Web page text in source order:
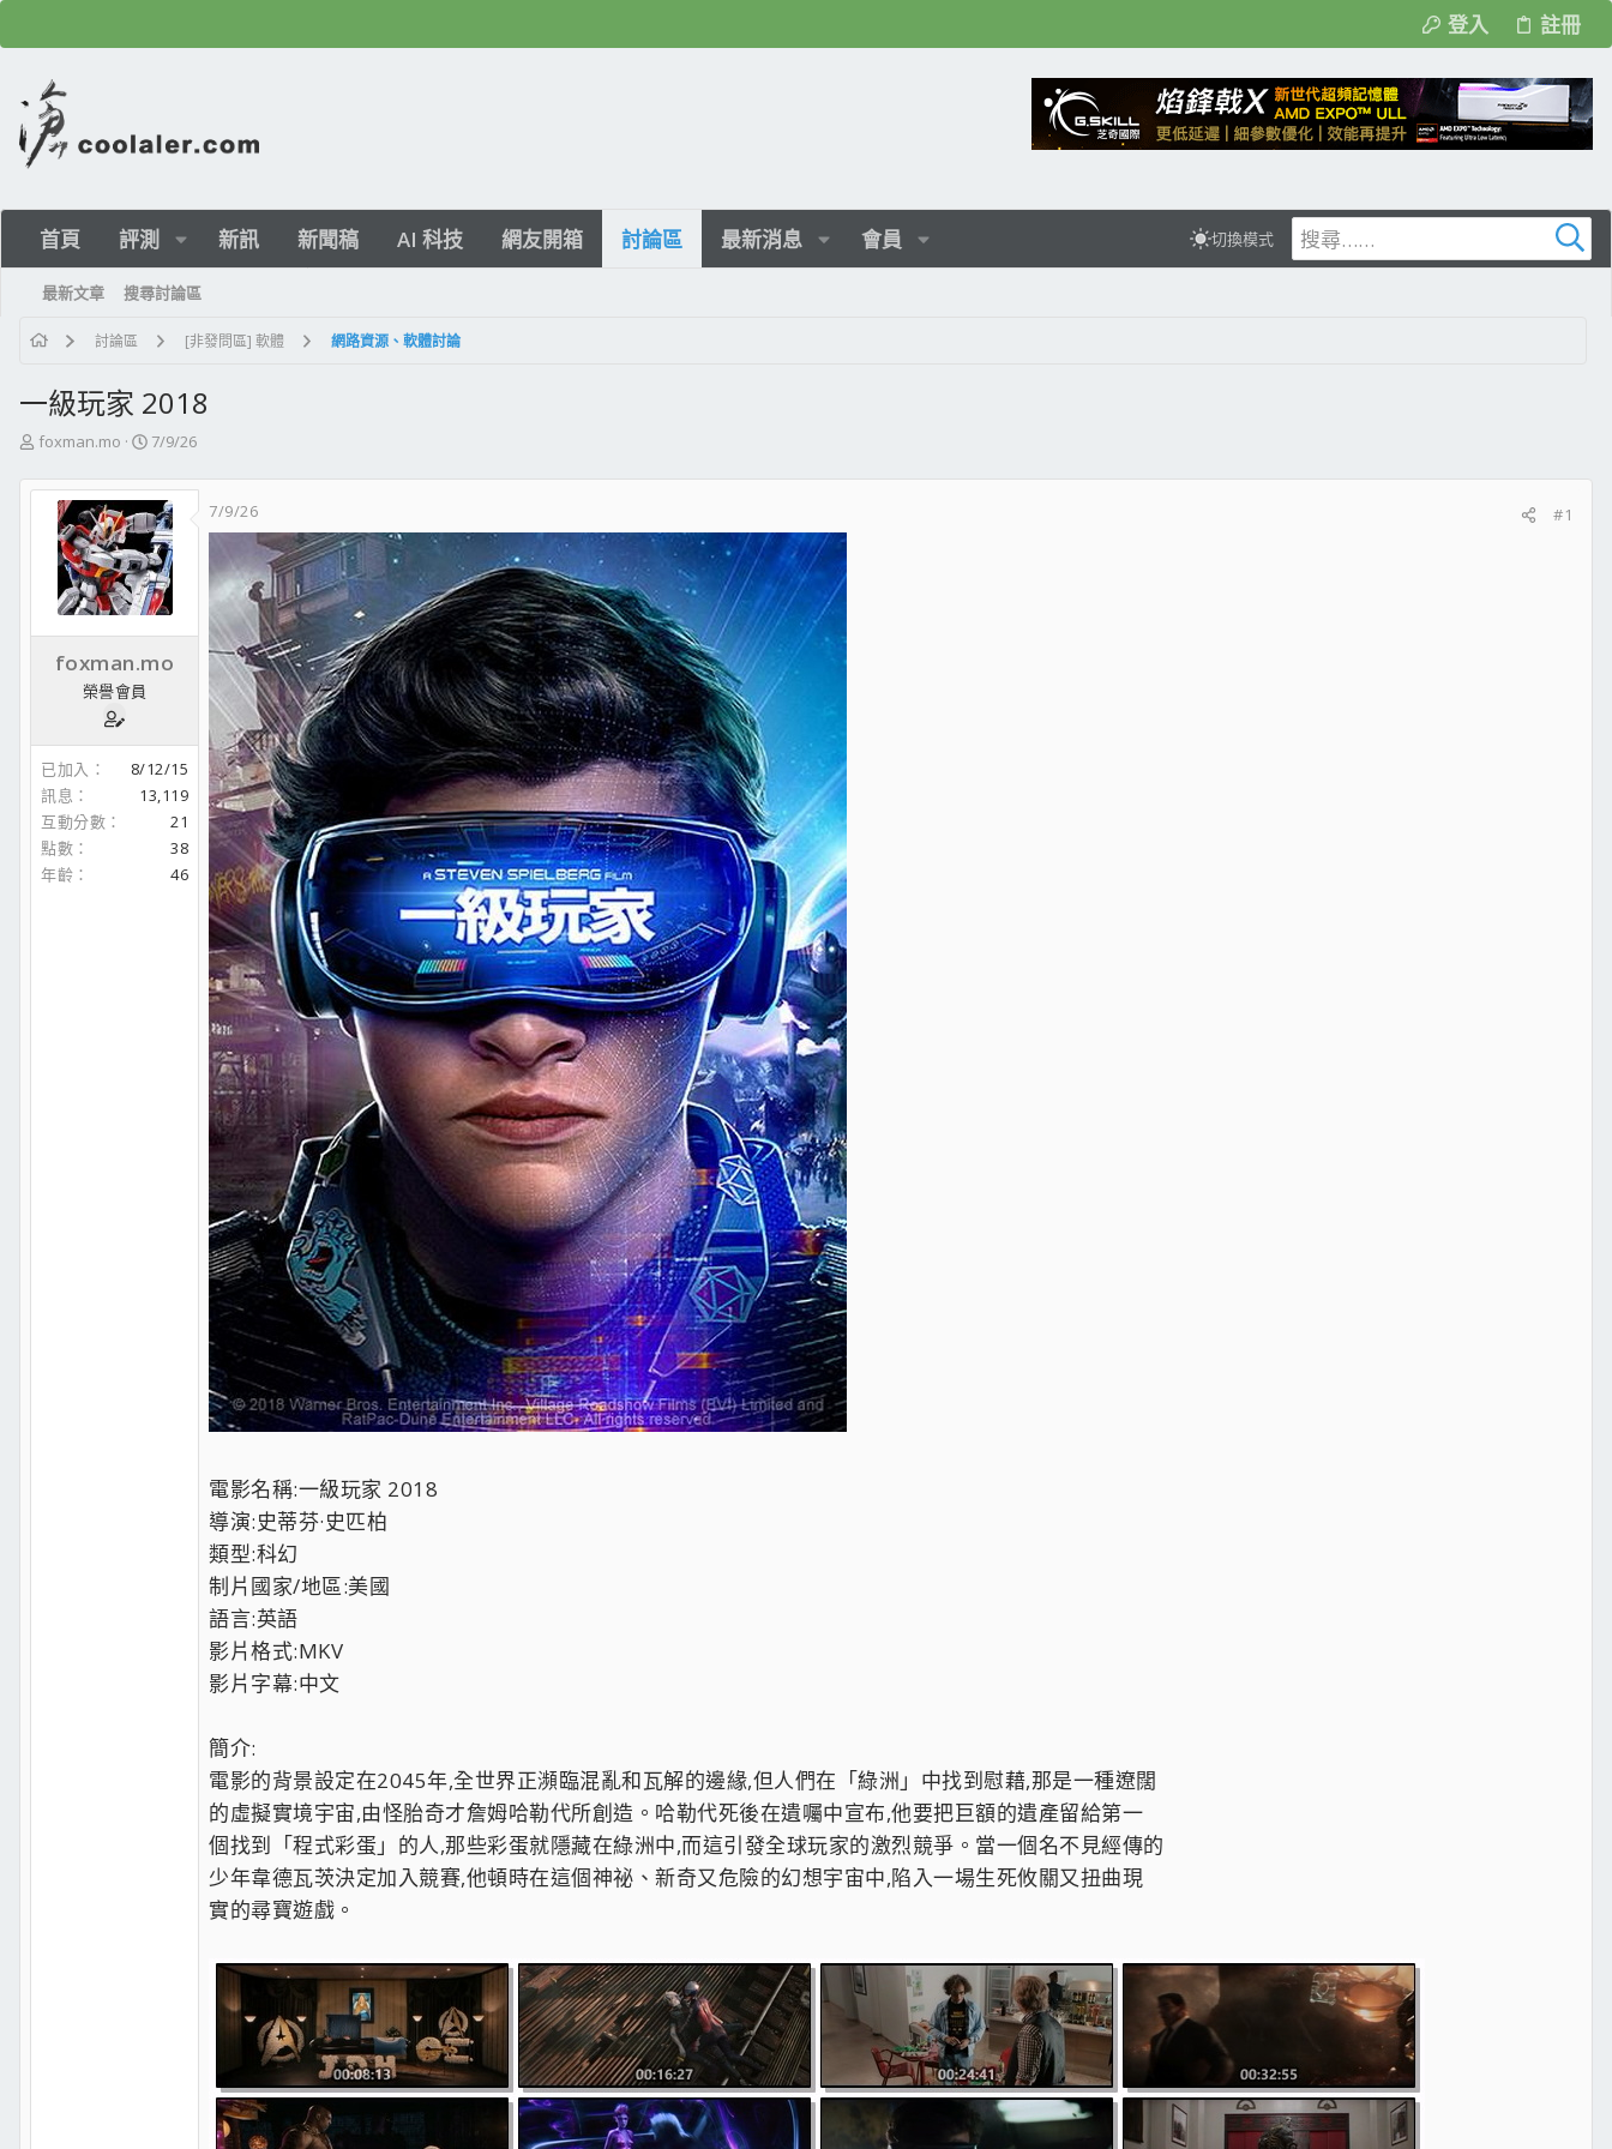
登入 註冊
首頁 評測 新訊 新聞稿 AI 科技 網友開箱 討論區 最新消息 會員 切換模式
最新文章 搜尋討論區
討論區 [非發問區] 軟體 網路資源、軟體討論
一級玩家 2018
主
發
foxman.mo
開
日
期
7/9/26
foxman.mo
榮譽會員
已加入
8/12/15
訊息
13,119
互動分數
21
點數
38
年齡
46
7/9/26 #1
電影名稱:一級玩家 2018
導演:史蒂芬·史匹柏
類型:科幻
制片國家/地區:美國
語言:英語
影片格式:MKV
影片字幕:中文
簡介:
電影的背景設定在2045年,全世界正瀕臨混亂和瓦解的邊緣,但人們在「綠洲」中找到慰藉,那是一種遼闊
的虛擬實境宇宙,由怪胎奇才詹姆哈勒代所創造。哈勒代死後在遺囑中宣布,他要把巨額的遺產留給第一
個找到「程式彩蛋」的人,那些彩蛋就隱藏在綠洲中,而這引發全球玩家的激烈競爭。當一個名不見經傳的
少年韋德瓦茨決定加入競賽,他頓時在這個神祕、新奇又危險的幻想宇宙中,陷入一場生死攸關又扭曲現
實的尋寶遊戲。